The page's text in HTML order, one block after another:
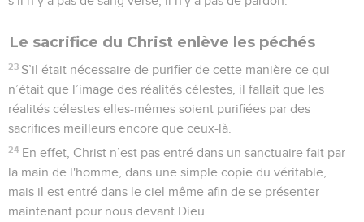
Le sacrifice du Christ enlève les péchés
23 S’il était nécessaire de purifier de cette manière ce qui
n’était que l’image des réalités célestes, il fallait que les
réalités célestes elles-mêmes soient purifiées par des
sacrifices meilleurs encore que ceux-là.
24 En effet, Christ n’est pas entré dans un sanctuaire fait par
la main de l'homme, dans une simple copie du véritable,
mais il est entré dans le ciel même afin de se présenter
maintenant pour nous devant Dieu.